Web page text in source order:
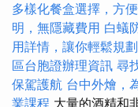
多樣化餐盒選擇，方
明，無隱藏費用 白蟻
用詳情，讓你輕鬆規
區台胞證辦理資訊 尋
保駕護航 台中外燴，
業課程 大量的酒精和